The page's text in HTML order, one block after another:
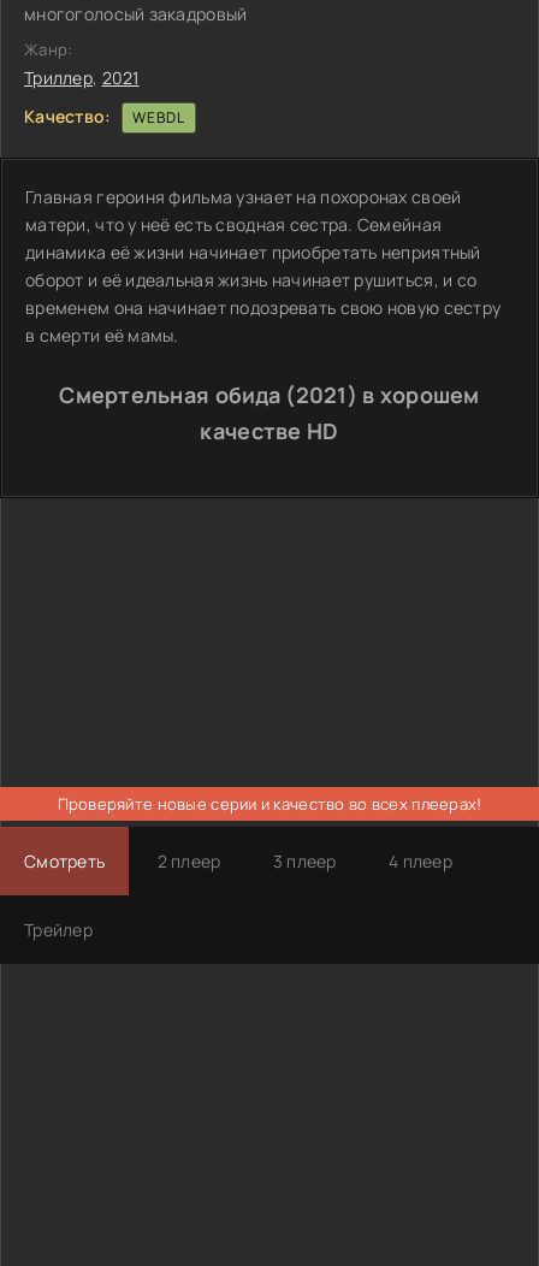
многоголосый закадровый
Жанр:
Триллер, 2021
Качество:
WEBDL
Главная героиня фильма узнает на похоронах своей
матери, что у неё есть сводная сестра. Семейная
динамика её жизни начинает приобретать неприятный
оборот и её идеальная жизнь начинает рушиться, и со
временем она начинает подозревать свою новую сестру
в смерти её мамы.
Смертельная обида (2021) в хорошем
качестве HD
Проверяйте новые серии и качество во всех плеерах!
Смотреть 2 плеер 3 плеер 4 плеер
Трейлер